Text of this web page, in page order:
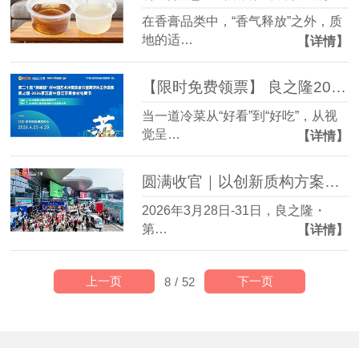
在香膏品类中，“香气释放”之外，质
地的适…
【详情】
【限时免费领票】 良之隆2026江苏菜食材展！青岛德慧：用质构艺术，重塑“艺术冷菜”与“江苏菜”的味觉骨架
当一道冷菜从“好看”到“好吃”，从视
觉呈…
【详情】
圆满收官｜以创新质构方案助力健康食材升级新篇章
2026年3月28日-31日，良之隆・
第…
【详情】
8 / 52
上一页 下一页